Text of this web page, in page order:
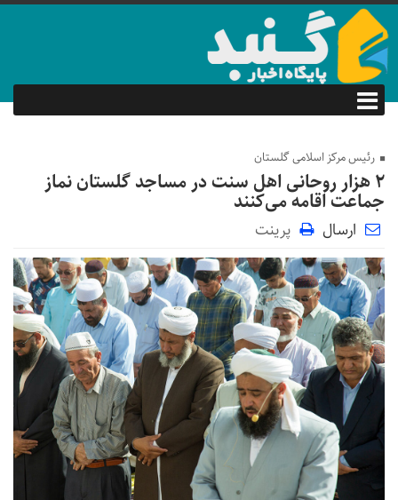
رئیس مرکز اسلامی گلستان
۲ هزار روحانی اهل سنت در مساجد گلستان نماز
جماعت اقامه می‌کنند
ارسال پرینت